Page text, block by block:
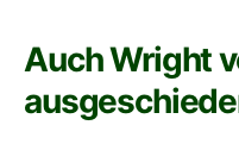
Auch Wright